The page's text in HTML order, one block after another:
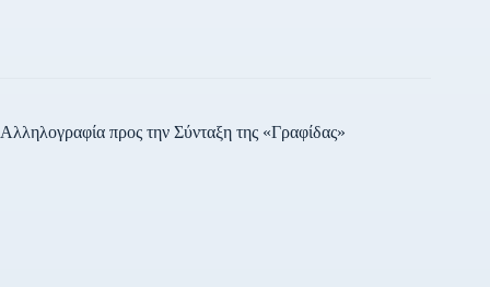
Αλληλογραφία προς την Σύνταξη της «Γραφίδας»